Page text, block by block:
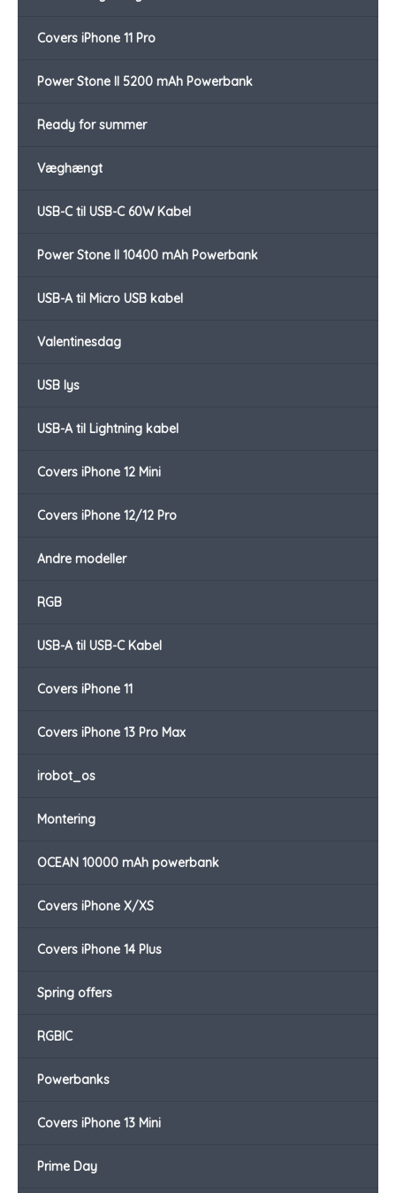
Covers iPhone 11 Pro
Power Stone II 5200 mAh Powerbank
Ready for summer
Væghængt
USB-C til USB-C 60W Kabel
Power Stone II 10400 mAh Powerbank
USB-A til Micro USB kabel
Valentinesdag
USB lys
USB-A til Lightning kabel
Covers iPhone 12 Mini
Covers iPhone 12/12 Pro
Andre modeller
RGB
USB-A til USB-C Kabel
Covers iPhone 11
Covers iPhone 13 Pro Max
irobot_os
Montering
OCEAN 10000 mAh powerbank
Covers iPhone X/XS
Covers iPhone 14 Plus
Spring offers
RGBIC
Powerbanks
Covers iPhone 13 Mini
Prime Day